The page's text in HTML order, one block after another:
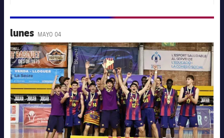
lunes MAYO 04
FC Barcelona club badge